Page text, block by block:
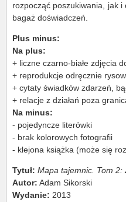
rozpocząć poszukiwania, jak
bagaż doświadczeń.
Plus minus:
Na plus:
+ liczne czarno-białe zdjęcia
+ reprodukcje odręcznie
+ cytaty świadków zdarzeń,
+ relacje z działań poza
Na minus:
- pojedyncze literówki
- brak kolorowych fotografii
- klejona książka (może się
Tytuł: Mapa tajemnic. Tom 2:
Autor: Adam Sikorski
Wydanie: 2013